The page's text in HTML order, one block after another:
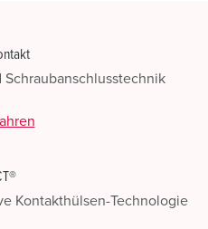
Schraubanschlusstechnik
Kontakthülsen-Technologie